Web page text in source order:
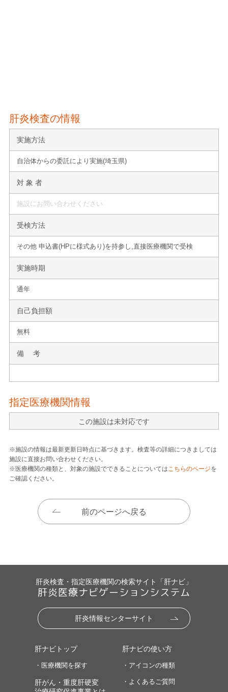
肝炎検査の情報
実施方法
自治体からの委託により実施(埼玉県)
対 象 者
施設にお問い合わせください
受検方法
その他 申込書(HPに様式あり)を持参し,直接医療機関で受検
実施時期
通年
自己負担額
無料
備 考
指定医療機関情報
この施設は未対応です
※施設の情報は最新更新日時点に基づきます。検査等の詳細につきましては
施設に直接お問い合わせください。
※医療機関の種類と、対象の施設でできることについてはこちらのページを
ご確認ください。
前のページへ戻る
肝炎検査・指定医療機関の検索サイト「肝ナビ」
肝炎医療ナビゲーションシステム
肝炎情報センターサイト
肝ナビトップ
・医療機関を探す
肝がん・重度肝硬変
肝ナビの使い方
・アイコンの種類
・よくあるご質問